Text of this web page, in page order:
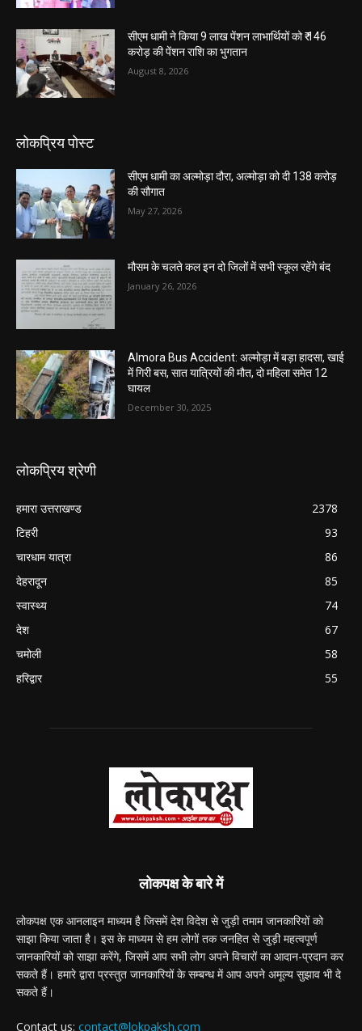
सीएम धामी ने किया 9 लाख पेंशन लाभार्थियों को ₹ 146
करोड़ की पेंशन राशि का भुगतान
August 8, 2026
लोकप्रिय पोस्ट
सीएम धामी का अल्मोड़ा दौरा, अल्मोड़ा को दी 138 करोड़
की सौगात
May 27, 2026
मौसम के चलते कल इन दो जिलों में सभी स्कूल रहेंगे बंद
January 26, 2026
Almora Bus Accident: अल्मोड़ा में बड़ा हादसा, खाई
में गिरी बस, सात यात्रियों की मौत, दो महिला समेत 12
घायल
December 30, 2025
लोकप्रिय श्रेणी
हमारा उत्तराखण्ड
2378
टिहरी
93
चारधाम यात्रा
86
देहरादून
85
स्वास्थ्य
74
देश
67
चमोली
58
हरिद्वार
55
लोकपक्ष के बारे में
लोकपक्ष एक आनलाइन माध्यम है जिसमें देश विदेश से जुड़ी तमाम जानकारियों को
साझा किया जाता है। इस के माध्यम से हम लोगों तक जनहित से जुड़ी महत्वपूर्ण
जानकारियों को साझा करेंगे, जिसमें आप सभी लोग अपने विचारों का आदान-प्रदान कर
सकते हैं। हमारे द्वारा प्रस्तुत जानकारियों के सम्बन्ध में आप अपने अमूल्य सुझाव भी दे
सकते हैं।
Contact us: contact@lokpaksh.com